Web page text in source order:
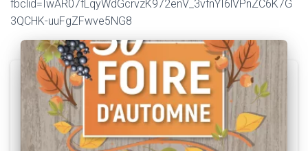
fbclid=IwAR07fLqyWdGcrvzK972enV_3vfnYI6lVPnZC6K7G
3QCHK-uuFgZFwve5NG8